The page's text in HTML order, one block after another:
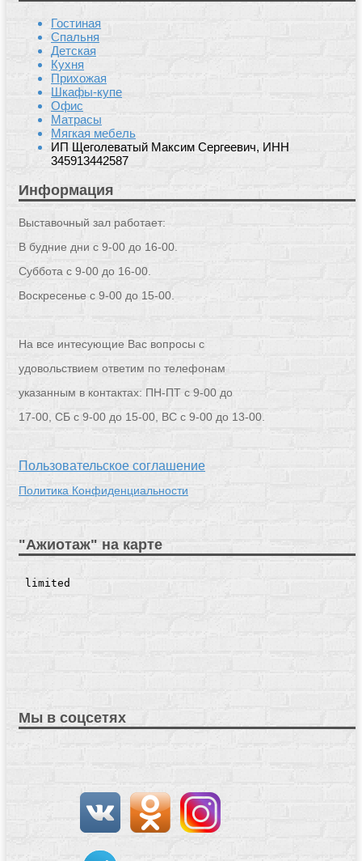
Гостиная
Спальня
Детская
Кухня
Прихожая
Шкафы-купе
Офис
Матрасы
Мягкая мебель
ИП Щеголеватый Максим Сергеевич, ИНН
345913442587
Информация
Выставочный зал работает:
В будние дни с 9-00 до 16-00.
Суббота с 9-00 до 16-00.
Воскресенье с 9-00 до 15-00.
На все интесующие Вас вопросы с
удовольствием ответим по телефонам
указанным в контактах: ПН-ПТ с 9-00 до
17-00, СБ с 9-00 до 15-00, ВС с 9-00 до 13-00.
Пользовательское соглашение
Политика Конфиденциальности
"Ажиотаж" на карте
Мы в соцсетях